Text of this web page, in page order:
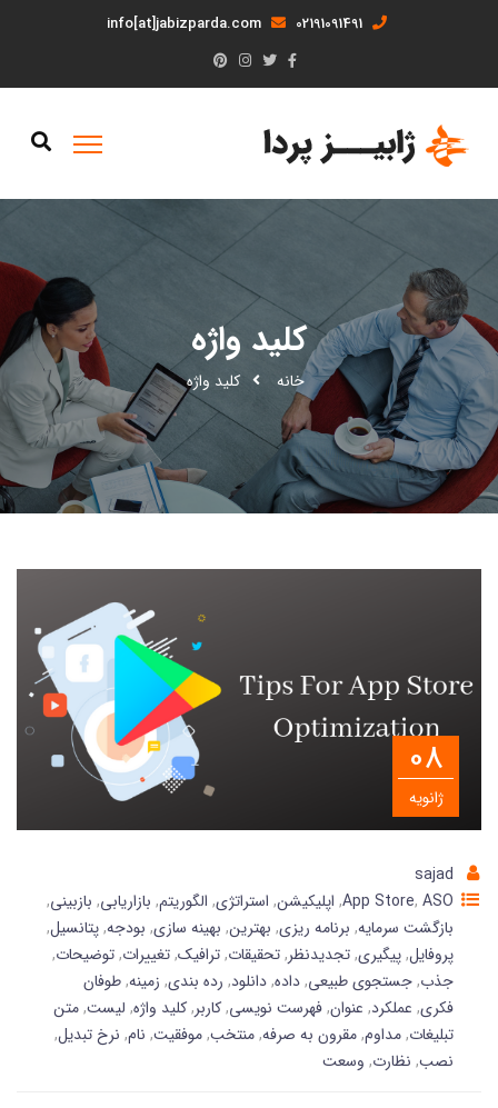
02191091491
info[at]jabizparda.com
کلید واژه
خانه کلید واژه
08
ژانویه
sajad
App Store, ASO
, اپلیکیشن, استراتژی, الگوریتم, بازاریابی, بازبینی,
ّبازگشت سرمایه, برنامه ریزی, بهترین, بهینه سازی, بودجه,پتانسیل,
پروفایل,پیگیری,تجدیدنظر,تحقیقات,ترافیک,تغییرات,توضیحات,
جذب,جستجوی طبیعی,داده,دانلود, رده بندی, زمینه,طوفان
فکری, عملکرد, عنوان,فهرست نویسی,کاربر,کلید واژه, لیست,متن
تبلیغات,مداوم,مقرون به صرفه,منتخب,موفقیت, نام, نرخ تبدیل,
نصب, نظارت, وسعت